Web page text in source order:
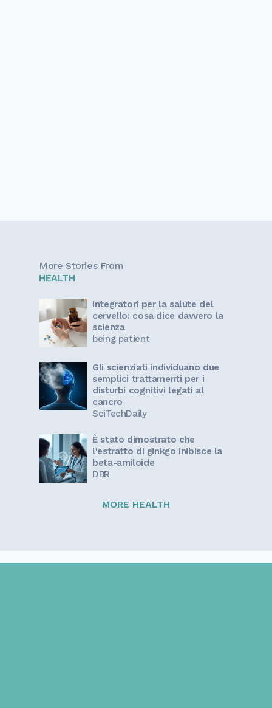
More Stories From
HEALTH
Integratori per la salute del
cervello: cosa dice davvero la
scienza
being patient
Gli scienziati individuano due
semplici trattamenti per i
disturbi cognitivi legati al
cancro
SciTechDaily
È stato dimostrato che
l'estratto di ginkgo inibisce la
beta-amiloide
DBR
MORE HEALTH